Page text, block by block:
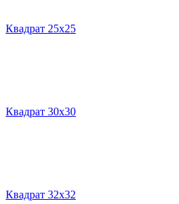
Квадрат 25х25
Квадрат 30х30
Квадрат 32х32